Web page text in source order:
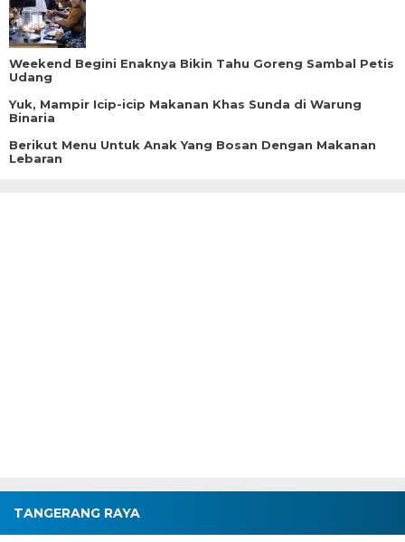
Weekend Begini Enaknya Bikin Tahu Goreng Sambal Petis
Udang
Yuk, Mampir Icip-icip Makanan Khas Sunda di Warung
Binaria
Berikut Menu Untuk Anak Yang Bosan Dengan Makanan
Lebaran
TANGERANG RAYA